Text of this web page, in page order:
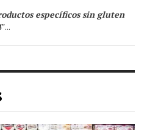
específicos sin gluten
”...